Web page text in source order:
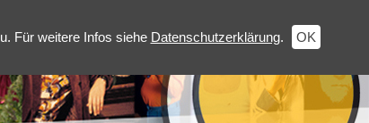
Für weitere Infos siehe Datenschutzerklärung. OK